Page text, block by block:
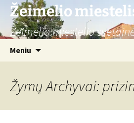
Žeimelio
Žeimelio miestelio
Meniu
Žymų Archyvai: